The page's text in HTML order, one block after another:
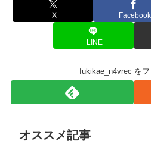
X Facebook
LINE
fukikae_n4vrec を
オススメ記事